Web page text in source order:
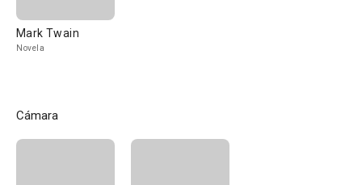
Mark Twain
Novela
Cámara